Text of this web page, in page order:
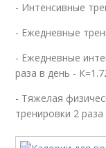
- Интенсивные
- Ежедневные
- Ежедневные
раза в день -
- Тяжелая
тренировки 2